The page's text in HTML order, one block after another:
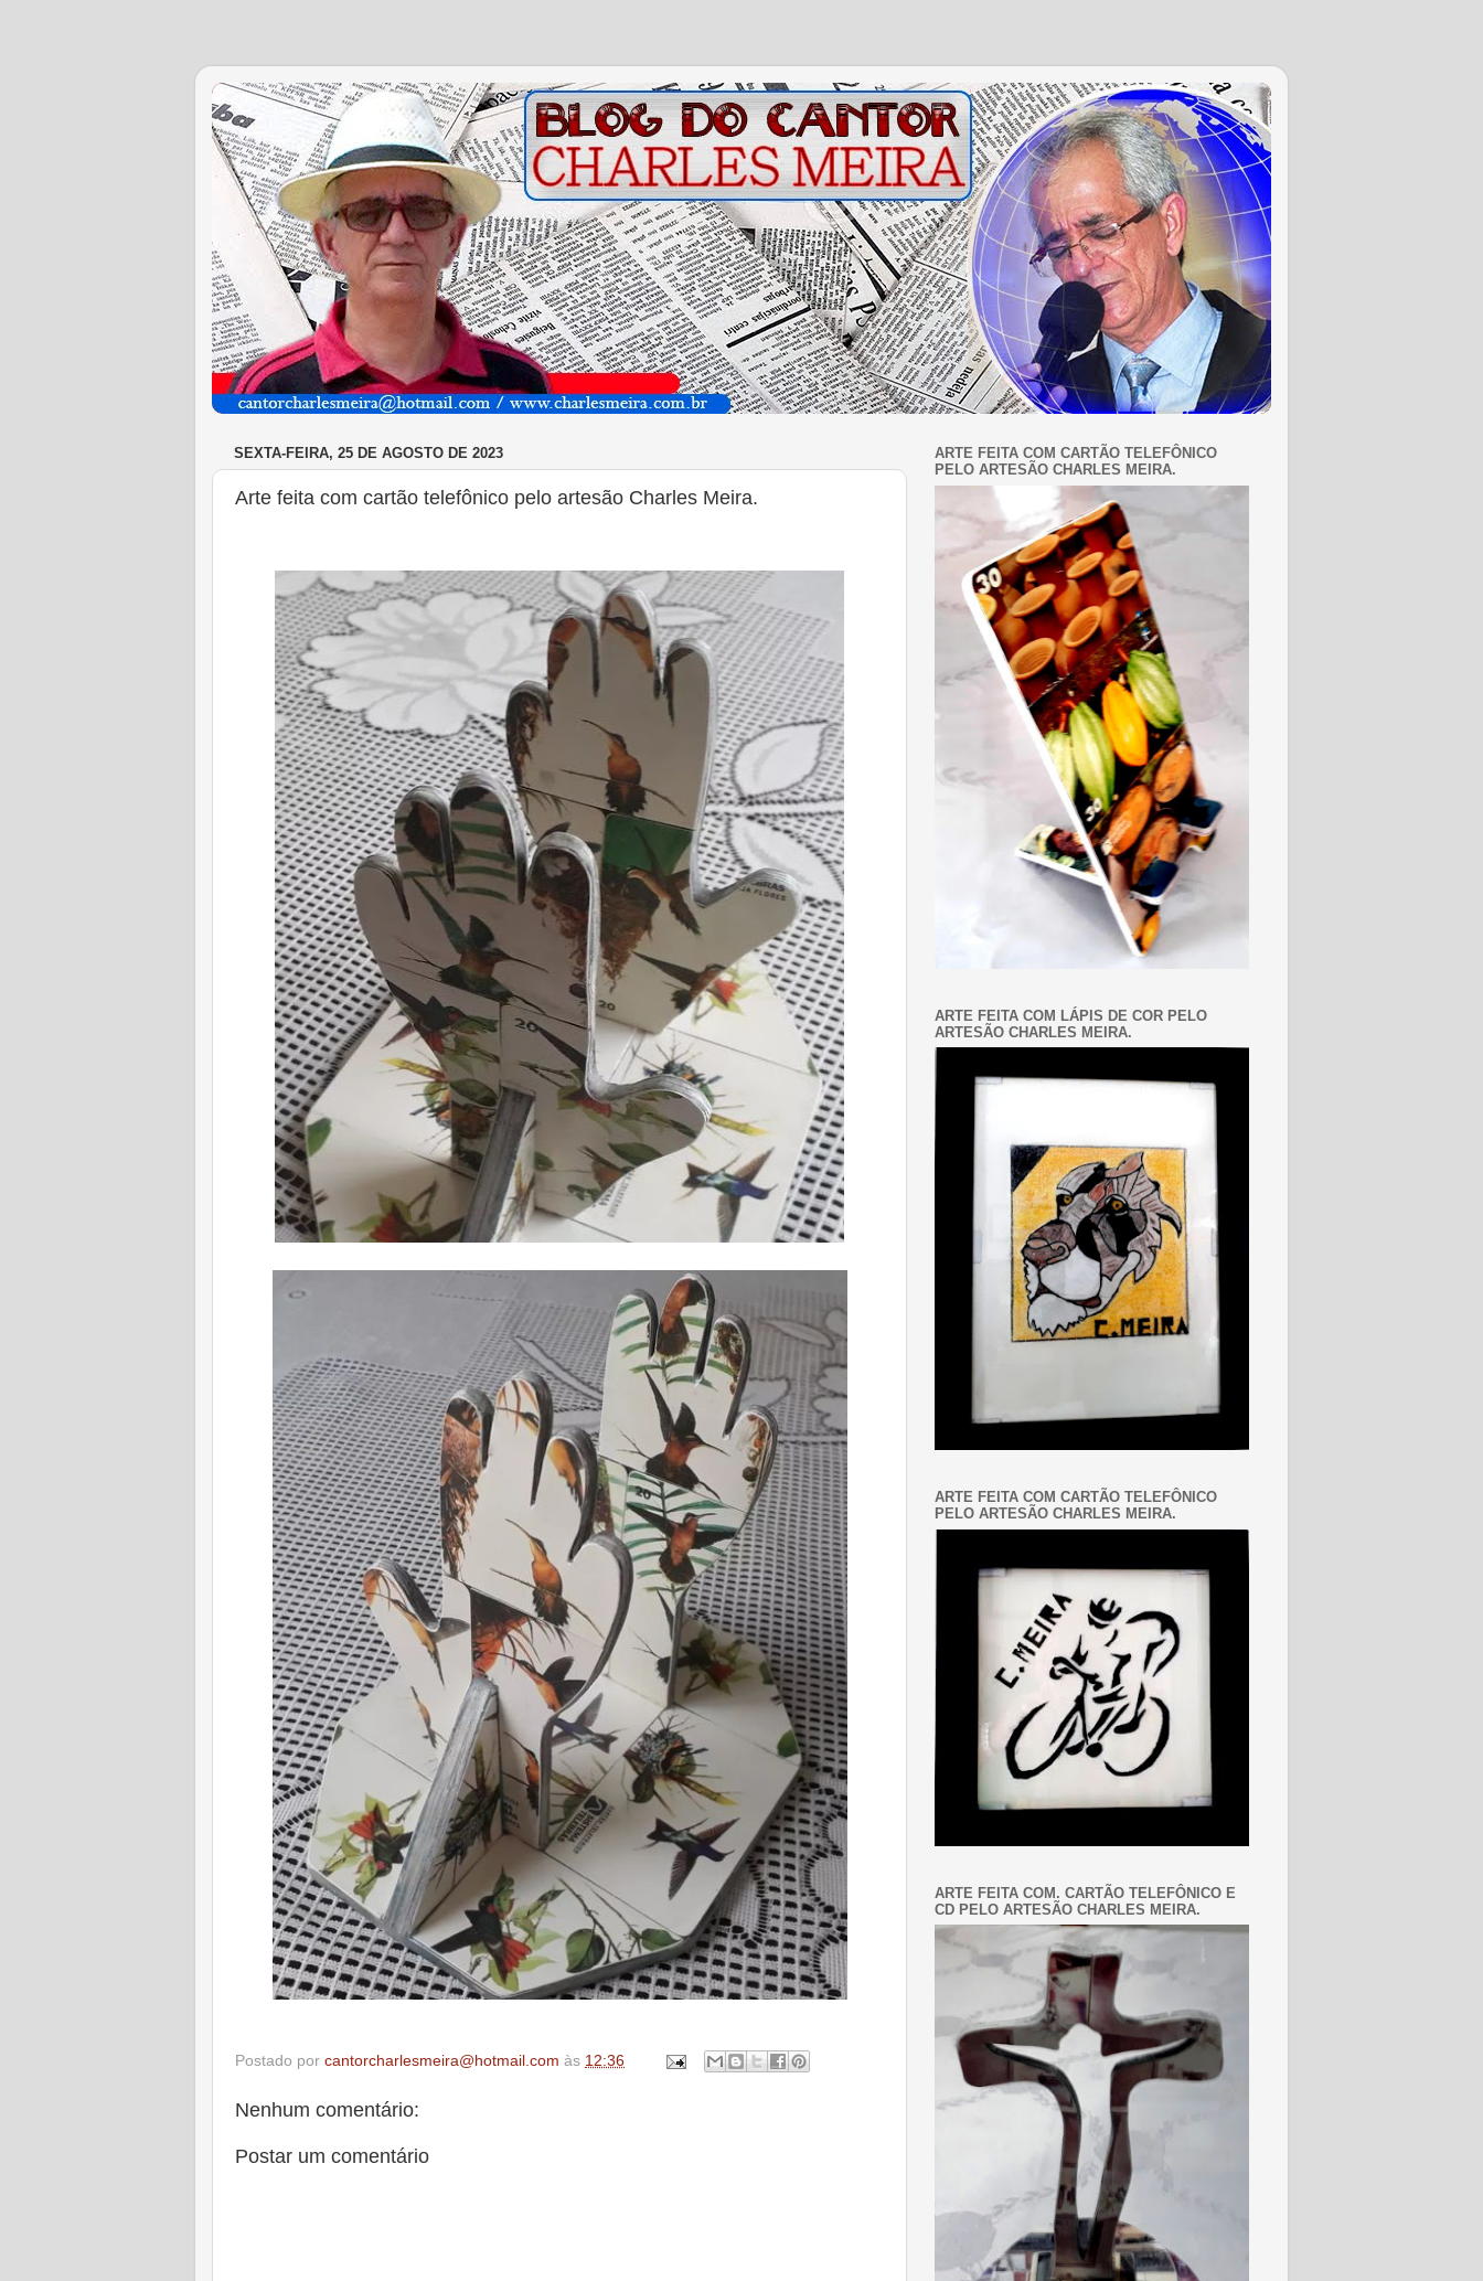
SEXTA-FEIRA, 25 DE AGOSTO DE 2023
Arte feita com cartão telefônico pelo artesão Charles Meira.
Postado por cantorcharlesmeira@hotmail.com às 12:36
Nenhum comentário:
Postar um comentário
ARTE FEITA COM CARTÃO TELEFÔNICO
PELO ARTESÃO CHARLES MEIRA.
ARTE FEITA COM LÁPIS DE COR PELO
ARTESÃO CHARLES MEIRA.
ARTE FEITA COM CARTÃO TELEFÔNICO
PELO ARTESÃO CHARLES MEIRA.
ARTE FEITA COM. CARTÃO TELEFÔNICO E
CD PELO ARTESÃO CHARLES MEIRA.